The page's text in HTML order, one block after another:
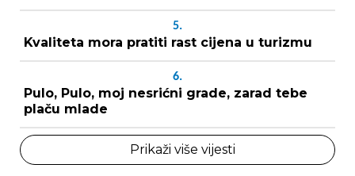
5.
Kvaliteta mora pratiti rast cijena u turizmu
6.
Pulo, Pulo, moj nesrićni grade, zarad tebe
plaču mlade
Prikaži više vijesti